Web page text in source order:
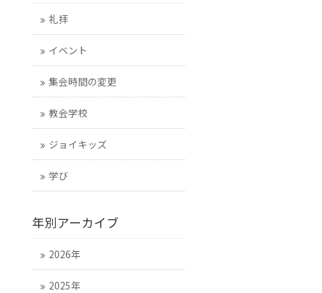
礼拝
イベント
集会時間の変更
教会学校
ジョイキッズ
学び
年別アーカイブ
2026年
2025年